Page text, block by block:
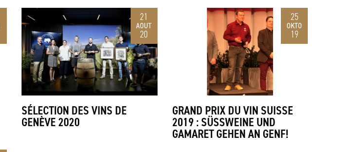
21
AOUT
20
SÉLECTION DES VINS DE
GENÈVE 2020
25
OKTO
19
GRAND PRIX DU VIN SUISSE
2019 : SÜSSWEINE UND
GAMARET GEHEN AN GENF!